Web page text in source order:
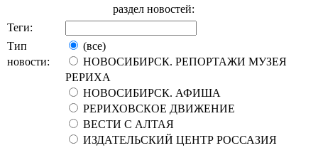
раздел новостей:
Теги:
Тип
новости:
(все)
НОВОСИБИРСК. РЕПОРТАЖИ МУЗЕЯ
РЕРИХА
НОВОСИБИРСК. АФИША
РЕРИХОВСКОЕ ДВИЖЕНИЕ
ВЕСТИ С АЛТАЯ
ИЗДАТЕЛЬСКИЙ ЦЕНТР РОССАЗИЯ